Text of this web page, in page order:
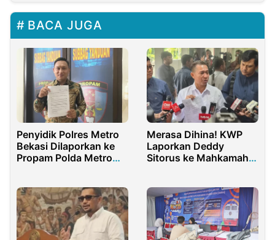
BACA JUGA
Penyidik Polres Metro
Bekasi Dilaporkan ke
Propam Polda Metro
Merasa Dihina! KWP
Laporkan Deddy
Sitorus ke Mahkamah